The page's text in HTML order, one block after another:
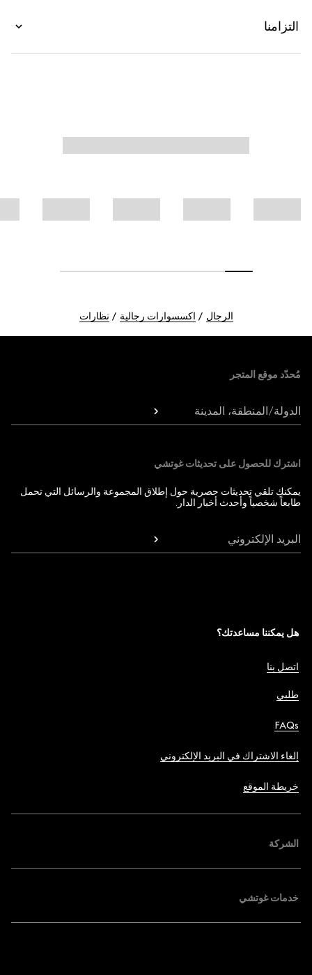
التزامنا
الرجال اكسسوارات رجالية نظارات
مُحدّد موقع المتجر
الدولة/المنطقة، المدينة
اشترك للحصول على تحديثات غوتشي
يمكنك تلقي تحديثات حصرية حول إطلاق المجموعة والرسائل التي تحمل
طابعاً شخصياً وأحدث أخبار الدار.
البريد الإلكتروني
هل يمكننا مساعدتك؟
اتصل بنا
طلبي
FAQs
إلغاء الاشتراك في البريد الإلكتروني
خريطة الموقع
الشركة
خدمات غوتشي